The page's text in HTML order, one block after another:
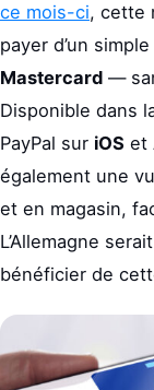
ce mois-ci, cette
payer d’un
Mastercard —
Disponible dans
PayPal sur iOS et
également une
et en magasin,
L’Allemagne
bénéficier de